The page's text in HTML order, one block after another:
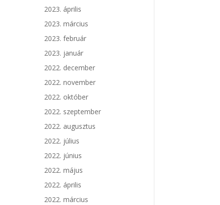
2023. április
2023. március
2023. február
2023. január
2022. december
2022. november
2022. október
2022. szeptember
2022. augusztus
2022. július
2022. június
2022. május
2022. április
2022. március